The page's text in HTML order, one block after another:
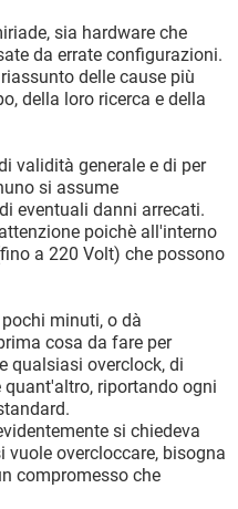
sia hardware che
da errate configurazioni.
delle cause più
della loro ricerca e della
validità generale e di per
si assume
eventuali danni arrecati.
poichè all'interno
a 220 Volt) che possono
minuti, o dà
cosa da fare per
qualsiasi overclock, di
quant'altro, riportando ogni
si chiedeva
vuole overcloccare, bisogna
compromesso che